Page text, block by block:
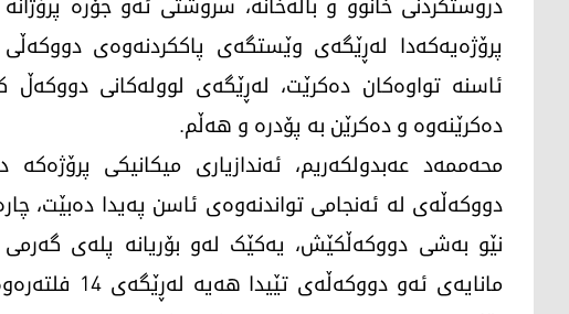
پرۆژەیەکەدا لەڕێگەی وێستگەی پاککردنەوەی
ئاسنە تواوەکان دەکرێت، لەڕێگەی لوولەکانی
دەکرێنەوە و دەکرێن بە پۆدرە و هەڵم.
محەممەد عەبدولکەریم، ئەندازیاری میکانیکی
دووکەڵەی لە ئەنجامی تواندنەوەی ئاسن پەیدا دەبێت،
نێو بەشی دووکەڵکێش، یەکێک لەو بۆریانە پلەی گەرمی
مانایەی ئەو